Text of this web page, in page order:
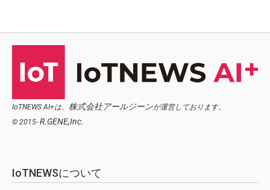
IoTNEWS AI+は、 株式会社アールジーンが運営しております。
© 2015- R.GENE,Inc.
IoTNEWSについて